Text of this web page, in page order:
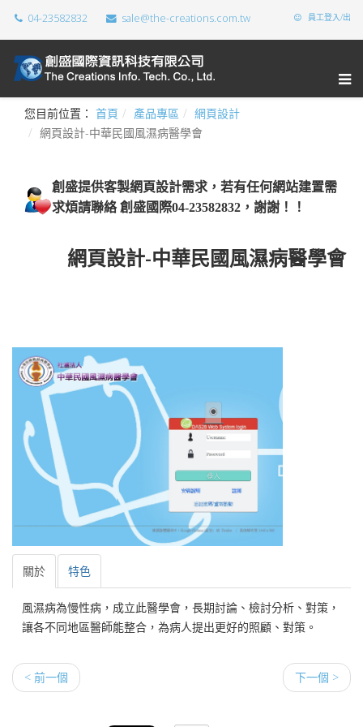
04-23582832 sale@the-creations.com.tw 員工登入/出
您目前位置： 首頁 產品專區
網頁設計
網頁設計-中華民國風濕病醫學會
創盛提供客製網頁設計需求，若有任何網站建置需
求煩請聯絡 創盛國際04-23582832，謝謝！！
網頁設計-中華民國風濕病醫學會
關於 特色
風濕病為慢性病，成立此醫學會，長期討論、檢討分析、對策，
讓各不同地區醫師能整合，為病人提出更好的照顧、對策。
< 前一個 下一個 >